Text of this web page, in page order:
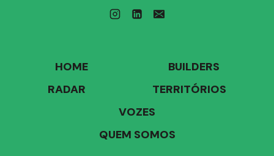
HOME
BUILDERS
RADAR
TERRITÓRIOS
VOZES
QUEM SOMOS